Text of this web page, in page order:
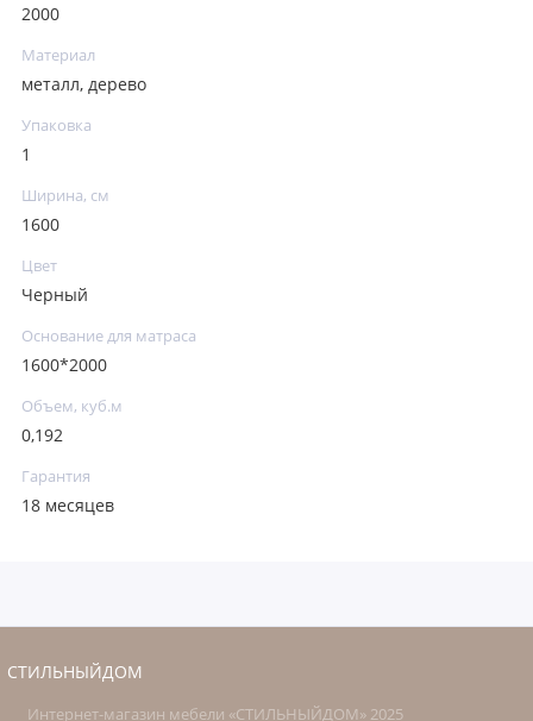
2000
Материал
металл, дерево
Упаковка
1
Ширина, см
1600
Цвет
Черный
Основание для матраса
1600*2000
Объем, куб.м
0,192
Гарантия
18 месяцев
СТИЛЬНЫЙДОМ
Интернет-магазин мебели «СТИЛЬНЫЙДОМ» 2025